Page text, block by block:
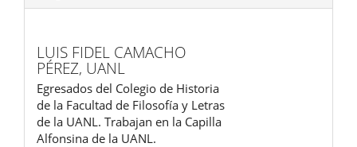
LUIS FIDEL CAMACHO
PÉREZ, UANL
Egresados del Colegio de Historia
de la Facultad de Filosofía y Letras
de la UANL. Trabajan en la Capilla
Alfonsina de la UANL.